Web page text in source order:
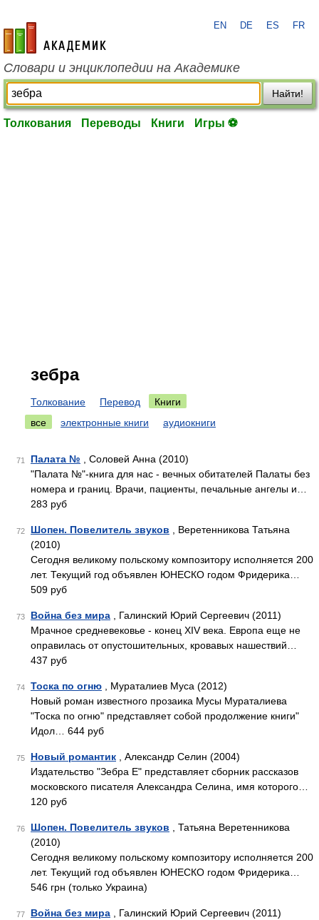
academic.ru
EN DE ES FR
Словари и энциклопедии на Академике
Найти!
Толкования Переводы Книги Игры ⚽
зебра
Толкование Перевод
Книги
все
электронные книги аудиокниги
71 Палата № , Соловей Анна (2010)
"Палата №"-книга для нас - вечных обитателей Палаты без
номера и границ. Врачи, пациенты, печальные ангелы и…
283 руб
72 Шопен. Повелитель звуков , Веретенникова Татьяна
(2010)
Сегодня великому польскому композитору исполняется 200
лет. Текущий год объявлен ЮНЕСКО годом Фридерика…
509 руб
73 Война без мира , Галинский Юрий Сергеевич (2011)
Мрачное средневековье - конец XIV века. Европа еще не
оправилась от опустошительных, кровавых нашествий…
437 руб
74 Тоска по огню , Мураталиев Муса (2012)
Новый роман известного прозаика Мусы Мураталиева
"Тоска по огню" представляет собой продолжение книги"
Идол… 644 руб
75 Новый романтик , Александр Селин (2004)
Издательство "Зебра Е" представляет сборник рассказов
московского писателя Александра Селина, имя которого…
120 руб
76 Шопен. Повелитель звуков , Татьяна Веретенникова
(2010)
Сегодня великому польскому композитору исполняется 200
лет. Текущий год объявлен ЮНЕСКО годом Фридерика…
546 грн (только Украина)
77 Война без мира , Галинский Юрий Сергеевич (2011)